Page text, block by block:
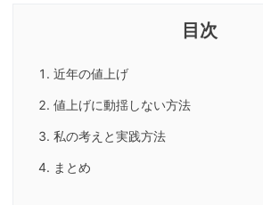
近年の値上げ
値上げに動揺しない方法
私の考えと実践方法
まとめ